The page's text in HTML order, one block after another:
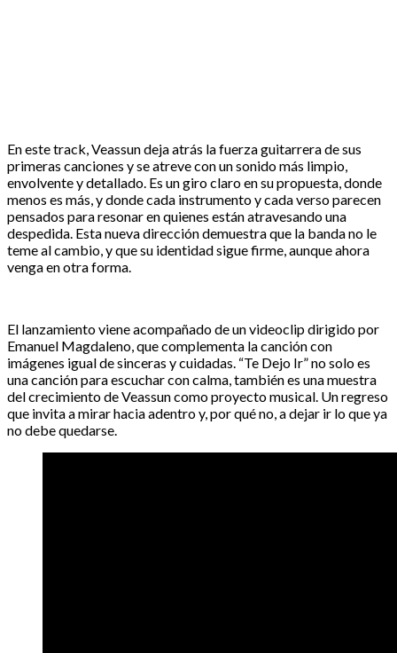
En este track, Veassun deja atrás la fuerza guitarrera de sus
primeras canciones y se atreve con un sonido más limpio,
envolvente y detallado. Es un giro claro en su propuesta, donde
menos es más, y donde cada instrumento y cada verso parecen
pensados para resonar en quienes están atravesando una
despedida. Esta nueva dirección demuestra que la banda no le
teme al cambio, y que su identidad sigue firme, aunque ahora
venga en otra forma.
El lanzamiento viene acompañado de un videoclip dirigido por
Emanuel Magdaleno, que complementa la canción con
imágenes igual de sinceras y cuidadas. “Te Dejo Ir” no solo es
una canción para escuchar con calma, también es una muestra
del crecimiento de Veassun como proyecto musical. Un regreso
que invita a mirar hacia adentro y, por qué no, a dejar ir lo que ya
no debe quedarse.